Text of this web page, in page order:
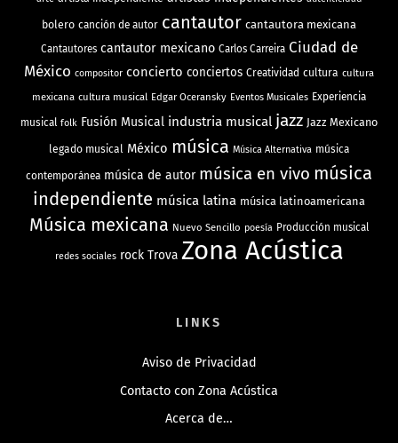
bolero canción de autor cantautor cantautora mexicana
Cantautores cantautor mexicano Carlos Carreira Ciudad de
México compositor concierto conciertos Creatividad cultura cultura
mexicana cultura musical Edgar Oceransky Eventos Musicales Experiencia
musical folk Fusión Musical industria musical jazz Jazz Mexicano
legado musical México música Música Alternativa música
contemporánea música de autor música en vivo música
independiente música latina música latinoamericana
Música mexicana Nuevo Sencillo poesía Producción musical
redes sociales rock Trova Zona Acústica
LINKS
Aviso de Privacidad
Contacto con Zona Acústica
Acerca de…